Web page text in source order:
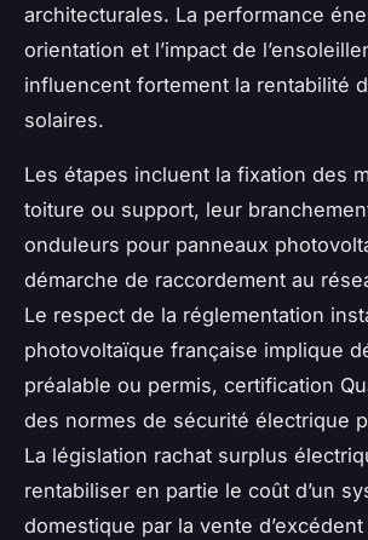
architecturales. La performance
orientation et l’impact de
influencent fortement la rentabilité
solaires.
Les étapes incluent la fixation des
toiture ou support, leur
onduleurs pour panneaux
démarche de raccordement au
Le respect de la réglementation
photovoltaïque française implique
préalable ou permis, certification
des normes de sécurité électrique
La législation rachat surplus
rentabiliser en partie le coût d’un
domestique par la vente d’excédent